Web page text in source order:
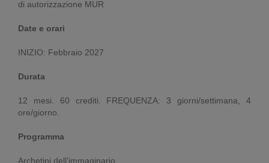
di autorizzazione MUR
Date e orari
INIZIO: Febbraio 2027
Durata
12 mesi. 60 crediti. FREQUENZA: 3 giorni/settimana, 4
ore/giorno.
Programma
Archetipi dell’immaginario